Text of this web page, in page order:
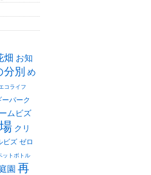
畑 お知
別 め
コライフ
パーク
ムビズ
クリ
ビズ ゼロ
ットボトル
園 再